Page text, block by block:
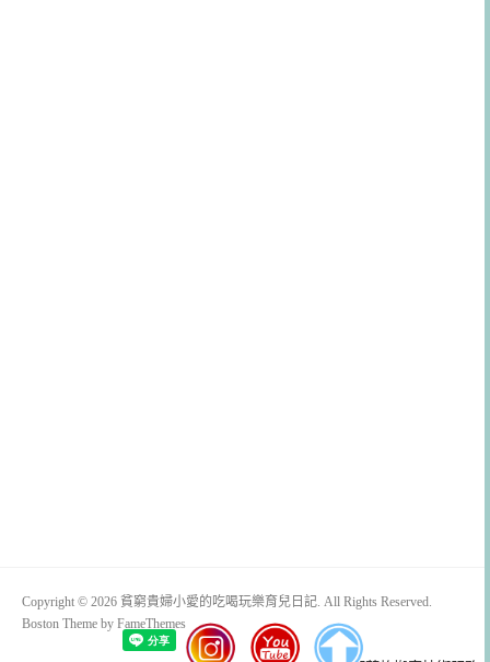
Copyright © 2026 貧窮貴婦小愛的吃喝玩樂育兒日記. All Rights Reserved.
Boston Theme by FameThemes